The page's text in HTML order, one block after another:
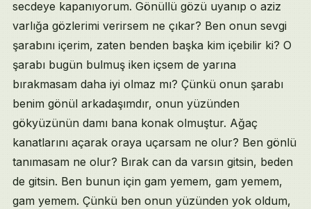
secdeye kapanıyorum. Gönüllü gözü uyanıp o aziz
varlığa gözlerimi verirsem ne çıkar? Ben onun sevgi
şarabını içerim, zaten benden başka kim içebilir ki? O
şarabı bugün bulmuş iken içsem de yarına
bırakmasam daha iyi olmaz mı? Çünkü onun şarabı
benim gönül arkadaşımdır, onun yüzünden
gökyüzünün damı bana konak olmuştur. Ağaç
kanatlarını açarak oraya uçarsam ne olur? Ben gönlü
tanımasam ne olur? Bırak can da varsın gitsin, beden
de gitsin. Ben bunun için gam yemem, gam yemem,
gam yemem. Çünkü ben onun yüzünden yok oldum,